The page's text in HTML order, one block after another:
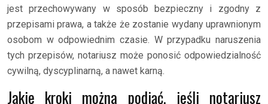
jest przechowywany w sposób bezpieczny i zgodny z
przepisami prawa, a także że zostanie wydany uprawnionym
osobom w odpowiednim czasie. W przypadku naruszenia
tych przepisów, notariusz może ponosić odpowiedzialność
cywilną, dyscyplinarną, a nawet karną.
Jakie kroki można podjąć, jeśli notariusz